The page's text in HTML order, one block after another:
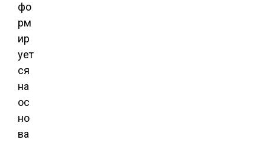
фо
рм
ир
ует
ся
на
ос
но
ва